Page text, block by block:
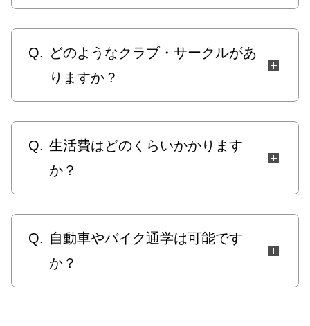
Q. どのようなクラブ・サークルがあ
りますか？
Q. 生活費はどのくらいかかります
か？
Q. 自動車やバイク通学は可能です
か？